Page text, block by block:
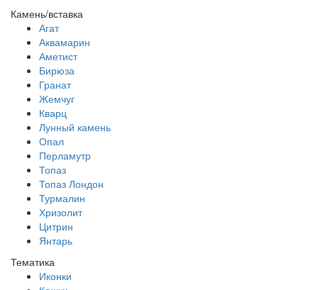
Камень/вставка
Агат
Аквамарин
Аметист
Бирюза
Гранат
Жемчуг
Кварц
Лунный камень
Опал
Перламутр
Топаз
Топаз Лондон
Турмалин
Хризолит
Цитрин
Янтарь
Тематика
Иконки